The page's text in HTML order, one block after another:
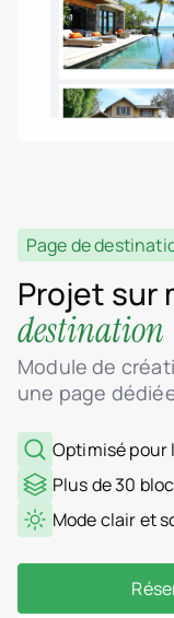
Page de
Projet sur
destination
Module de
une page
Optimisé pour
Plus de 30
Mode clair et